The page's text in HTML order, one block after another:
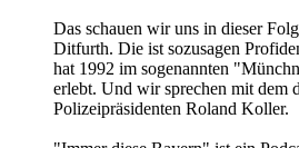
Das schauen wir uns in dieser
Ditfurth. Die ist sozusagen
hat 1992 im sogenannten
erlebt. Und wir sprechen mit dem
Polizeipräsidenten Roland Koller.